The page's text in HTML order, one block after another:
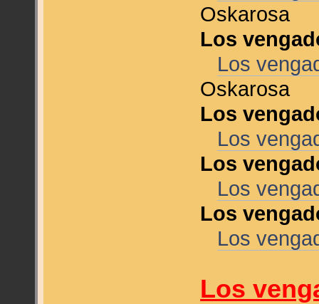
Oskarosa
Los
Los
Oskarosa
Los
Los
Los
Los
Los
Los
Los